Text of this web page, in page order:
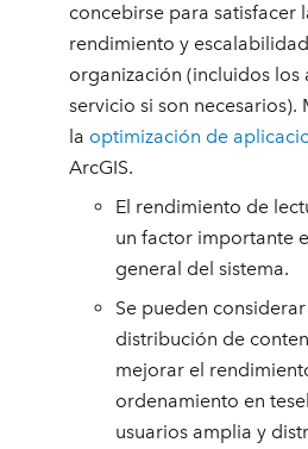
concebirse para satisfacer
rendimiento y
organización (incluidos los
servicio si son
la optimización de
ArcGIS.
El rendimiento de
un factor importante
general del sistema.
Se pueden
distribución de
mejorar el
ordenamiento en
usuarios amplia y